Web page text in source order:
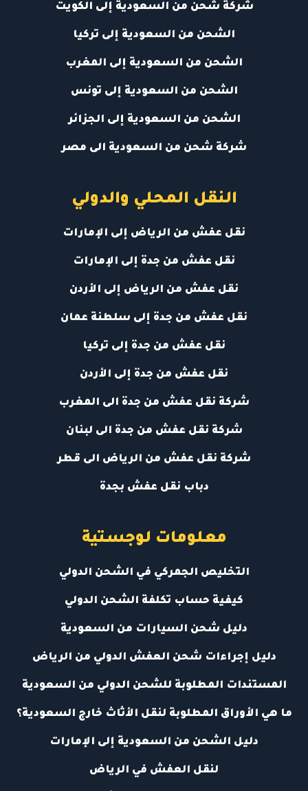
شركة شحن من السعودية إلى الكويت
الشحن من السعودية إلى تركيا
الشحن من السعودية إلى المغرب
الشحن من السعودية إلى تونس
الشحن من السعودية إلى الجزائر
شركة شحن من السعودية الى مصر
النقل المحلي والدولي
نقل عفش من الرياض إلى الإمارات
نقل عفش من جدة إلى الإمارات
نقل عفش من الرياض إلى الأردن
نقل عفش من جدة إلى سلطنة عمان
نقل عفش من جدة إلى تركيا
نقل عفش من جدة إلى الأردن
شركة نقل عفش من جدة الى المغرب
شركة نقل عفش من جدة الى لبنان
شركة نقل عفش من الرياض الى قطر
دباب نقل عفش بجدة
معلومات لوجستية
التخليص الجمركي في الشحن الدولي
كيفية حساب تكلفة الشحن الدولي
دليل شحن السيارات من السعودية
دليل إجراءات شحن العفش الدولي من الرياض
المستندات المطلوبة للشحن الدولي من السعودية
ما هي الأوراق المطلوبة لنقل الأثاث خارج السعودية؟
دليل الشحن من السعودية إلى الإمارات
لنقل العفش في الرياض